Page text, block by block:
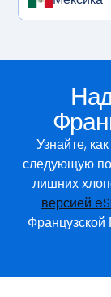
Узнайте,
следующую
лишних
версией
Французской